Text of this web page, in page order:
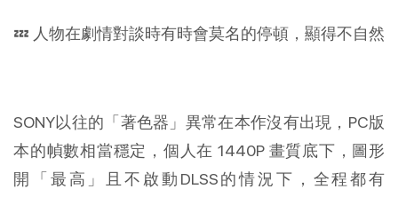
💤 人物在劇情對談時有時會莫名的停頓，顯得不自然
SONY以往的「著色器」異常在本作沒有出現，PC版
本的幀數相當穩定，個人在 1440P 畫質底下，圖形
開「最高」且不啟動DLSS的情況下，全程都有